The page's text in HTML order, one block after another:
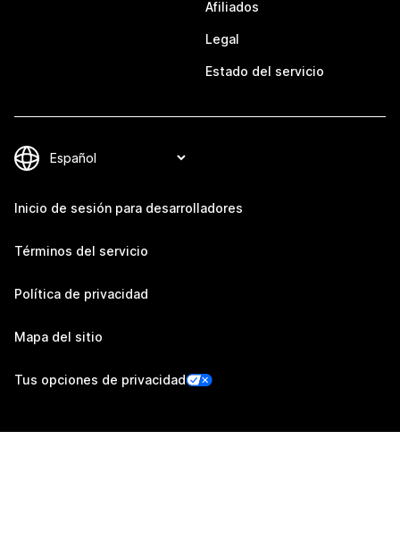
Afiliados
Legal
Estado del servicio
Inicio de sesión para desarrolladores
Términos del servicio
Política de privacidad
Mapa del sitio
Tus opciones de privacidad